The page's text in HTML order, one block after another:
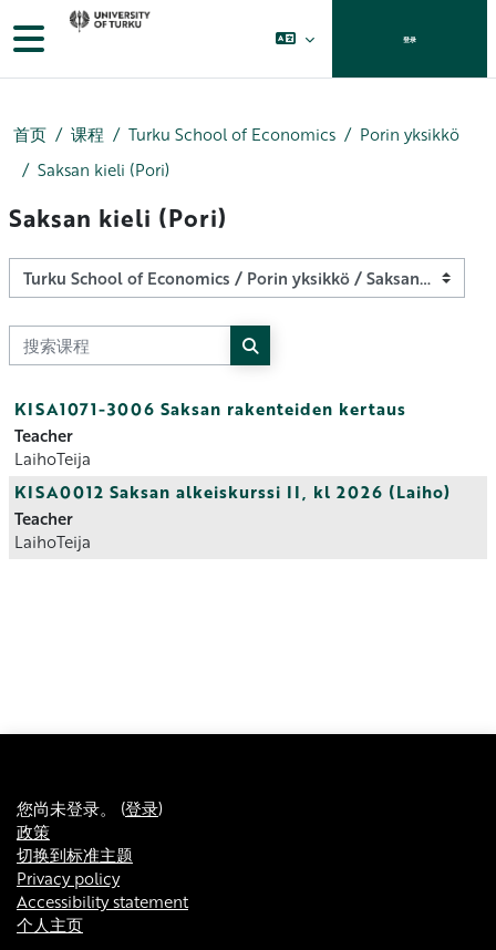
跳到主要内容
停靠面板 登录
首页 课程 Turku School of Economics
Porin yksikkö
Saksan kieli (Pori)
Saksan kieli (Pori)
课程类别
搜索课程
搜索课程
KISA1071-3006 Saksan rakenteiden kertaus
Teacher
LaihoTeija
KISA0012 Saksan alkeiskurssi II, kl 2026 (Laiho)
Teacher
LaihoTeija
您尚未登录。 (登录)
政策
切换到标准主题
Privacy policy
Accessibility statement
个人主页